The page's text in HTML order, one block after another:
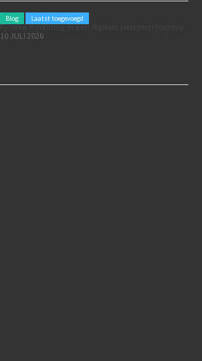
Blog Laatst toegevoegd
Fysieke marketing in een digitale customer journey
10 JULI 2026